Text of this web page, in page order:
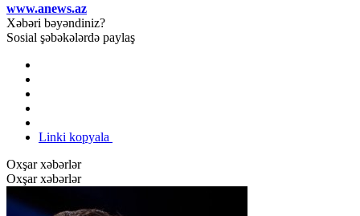
www.anews.az
Xəbəri bəyəndiniz?
Sosial şəbəkələrdə paylaş
Linki kopyala
Oxşar xəbərlər
Oxşar xəbərlər